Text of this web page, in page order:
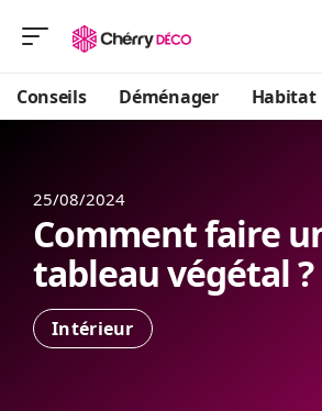
Conseils Déménager Habitat
25/08/2024
Comment faire
tableau végétal ?
Intérieur